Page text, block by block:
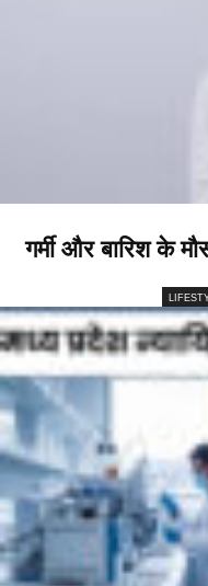
गर्मी और बारिश के